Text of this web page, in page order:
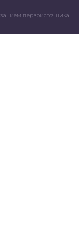
первоисточника